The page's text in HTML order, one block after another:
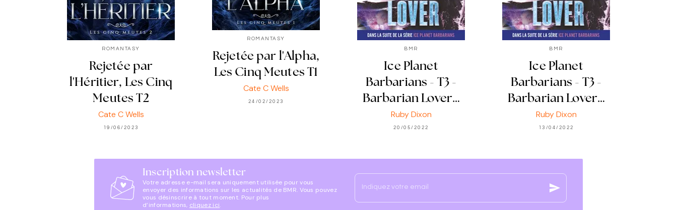
ROMANTASY
Rejetée par
l'Héritier, Les Cinq
Meutes T2
Cate C Wells
19/06/2023
ROMANTASY
Rejetée par l'Alpha,
Les Cinq Meutes T1
Cate C Wells
24/02/2023
BMR
Ice Planet
Barbarians - T3 -
Barbarian Lover…
Ruby Dixon
20/05/2022
BMR
Ice Planet
Barbarians - T3 -
Barbarian Lover…
Ruby Dixon
13/04/2022
Inscription newsletter
Votre adresse e-mail sera uniquement utilisée pour vous
envoyer des informations sur les actualités de BMR. Vous pouvez
vous désinscrire à tout moment. Pour plus
d’informations, cliquez ici.
Indiquez votre email send